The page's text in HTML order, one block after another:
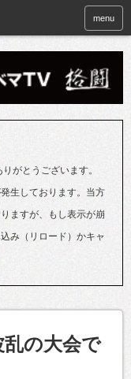
menu
がとうございます。
生しております。当方
ますが、もし表示が崩
み（リロード）かキャ
乱の大会で